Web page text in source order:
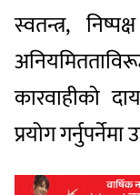
स्वतन्त्र,
कारवाहीको
प्रयोग